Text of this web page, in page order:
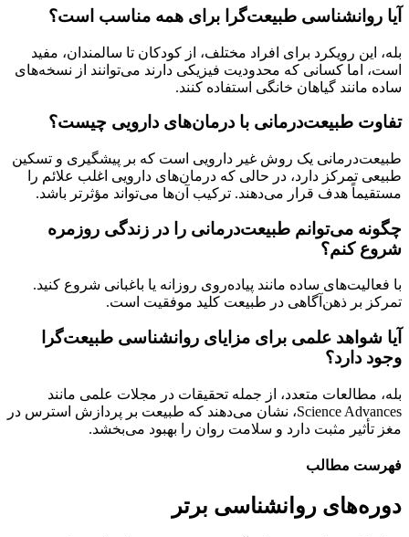
آیا روانشناسی طبیعت‌گرا برای همه مناسب است؟
بله، این رویکرد برای افراد مختلف، از کودکان تا سالمندان، مفید
است، اما کسانی که محدودیت فیزیکی دارند می‌توانند از نسخه‌های
ساده مانند گیاهان خانگی استفاده کنند.
تفاوت طبیعت‌درمانی با درمان‌های دارویی چیست؟
طبیعت‌درمانی یک روش غیر دارویی است که بر پیشگیری و تسکین
طبیعی تمرکز دارد، در حالی که درمان‌های دارویی اغلب علائم را
مستقیماً هدف قرار می‌دهند. ترکیب آن‌ها می‌تواند مؤثرتر باشد.
چگونه می‌توانم طبیعت‌درمانی را در زندگی روزمره
شروع کنم؟
با فعالیت‌های ساده مانند پیاده‌روی روزانه یا باغبانی شروع کنید.
تمرکز بر ذهن‌آگاهی در طبیعت کلید موفقیت است.
آیا شواهد علمی برای مزایای روانشناسی طبیعت‌گرا
وجود دارد؟
بله، مطالعات متعدد، از جمله تحقیقات در مجلات علمی مانند
Science Advances، نشان می‌دهند که طبیعت بر پردازش استرس در
مغز تأثیر مثبت دارد و سلامت روان را بهبود می‌بخشد.
فهرست مطالب
دوره‌های روانشناسی برتر